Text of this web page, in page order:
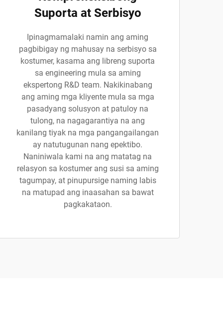
Suporta at Serbisyo
Ipinagmamalaki namin ang aming
pagbibigay ng mahusay na serbisyo sa
kostumer, kasama ang libreng suporta
sa engineering mula sa aming
ekspertong R&D team. Nakikinabang
ang aming mga kliyente mula sa mga
pasadyang solusyon at patuloy na
tulong, na nagagarantiya na ang
kanilang tiyak na mga pangangailangan
ay natutugunan nang epektibo.
Naniniwala kami na ang matatag na
relasyon sa kostumer ang susi sa aming
tagumpay, at pinupursige naming labis
na matupad ang inaasahan sa bawat
pagkakataon.